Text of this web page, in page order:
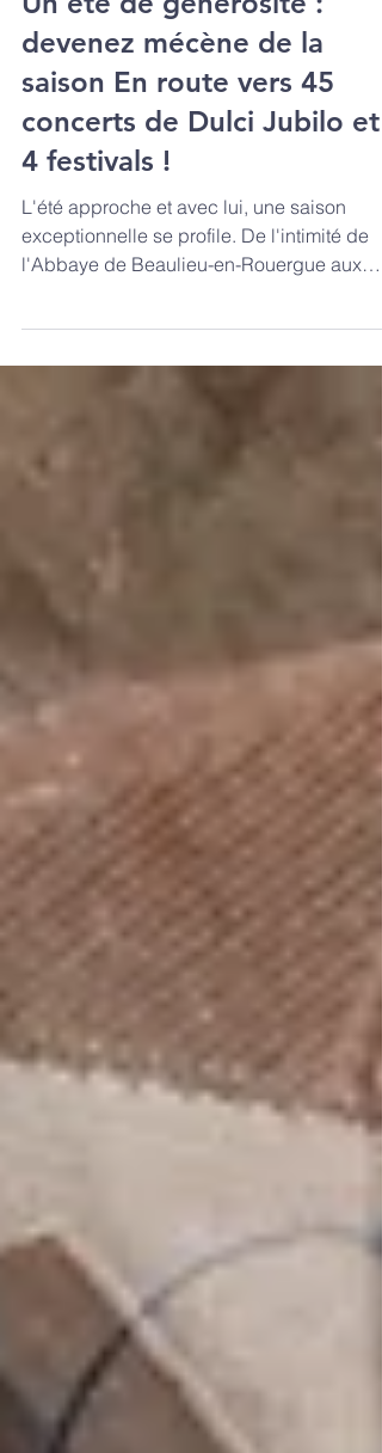
Un été de générosité :
devenez mécène de la
saison En route vers 45
concerts de Dulci Jubilo et
4 festivals !
exceptionnelle se profile. De l'intimité de
l'Abbaye de Beaulieu-en-Rouergue aux
grandes scènes de la tournée de Dulci
vous cette nouvelle étape de notre aventure
musicale.